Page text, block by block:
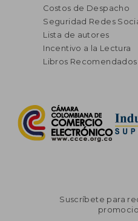
Costos de Despacho
Seguridad Redes
Lista de autores
Incentivo a la Lectura
Libros Recomendados
Suscríbete para